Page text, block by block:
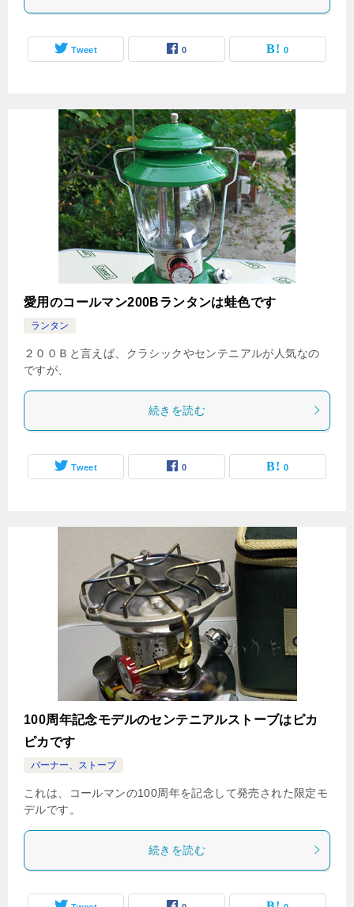
Tweet 0 0
愛用のコールマン200Bランタンは蛙色です
ランタン
２００Ｂと言えば、クラシックやセンテニアルが人気なの
ですが、
続きを読む
Tweet 0 0
100周年記念モデルのセンテニアルストーブはピカ
ピカです
バーナー、ストーブ
これは、コールマンの100周年を記念して発売された限定モ
デルです。
続きを読む